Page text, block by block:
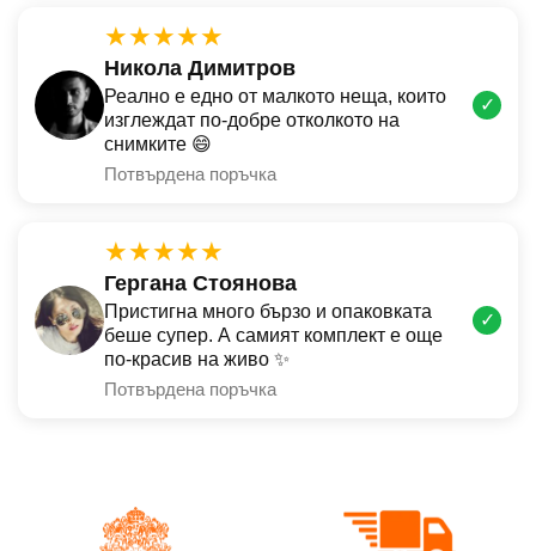
★★★★★
Никола Димитров
Реално е едно от малкото неща, които
изглеждат по-добре отколкото на
снимките 😄
Потвърдена поръчка
✓
★★★★★
Гергана Стоянова
Пристигна много бързо и опаковката
беше супер. А самият комплект е още
по-красив на живо ✨
Потвърдена поръчка
✓